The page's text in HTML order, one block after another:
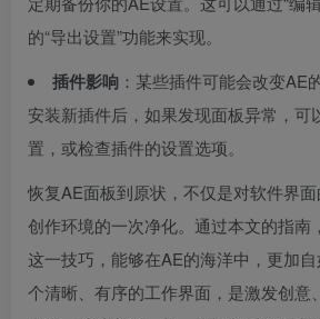
的“导出设置”功能来实现。
插件影响 ：某些插件可能会改变AE
安装新插件后，如果发现面板异常，可
置，或检查插件的设置选项。
恢复AE面板到原状，不仅是对软件界
创作环境的一次净化。通过本文的指南
这一技巧，能够在AE的海洋中，更加
个清晰、有序的工作界面，是激发创意